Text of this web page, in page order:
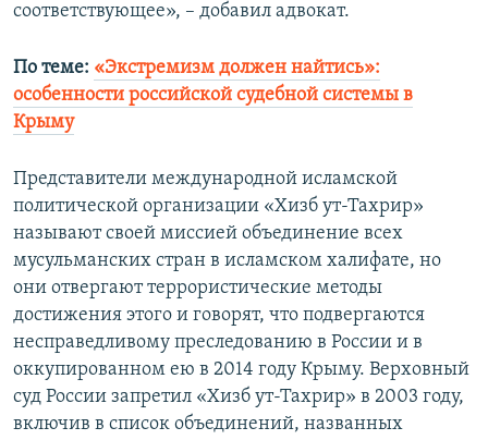
соответствующее», – добавил адвокат.
По теме: «Экстремизм должен найтись»:
особенности российской судебной системы в
Крыму
Представители международной исламской
политической организации «Хизб ут-Тахрир»
называют своей миссией объединение всех
мусульманских стран в исламском халифате, но
они отвергают террористические методы
достижения этого и говорят, что подвергаются
несправедливому преследованию в России и в
оккупированном ею в 2014 году Крыму. Верховный
суд России запретил «Хизб ут-Тахрир» в 2003 году,
включив в список объединений, названных